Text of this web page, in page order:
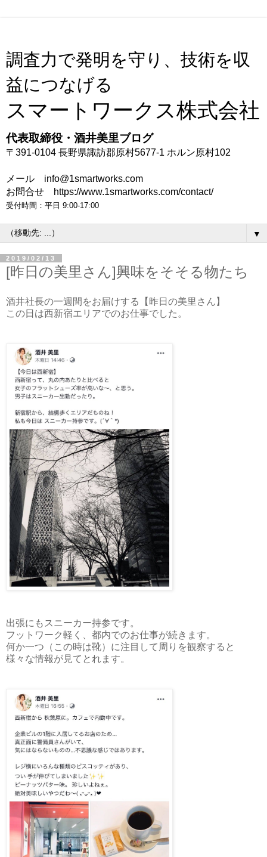
調査力で発明を守り、技術を収
益につなげる
スマートワークス株式会社
代表取締役・酒井美里ブログ
〒391-0104 長野県諏訪郡原村5677-1 ホルン原村102
メール info@1smartworks.com
お問合せ https://www.1smartworks.com/contact/
受付時間：平日 9:00-17:00
▼
2019/02/13
[昨日の美里さん]興味をそそる物たち
酒井社長の一週間をお届けする【昨日の美里さん】
この日は西新宿エリアでのお仕事でした。
出張にもスニーカー持参です。
フットワーク軽く、都内でのお仕事が続きます。
何か一つ（この時は靴）に注目して周りを観察すると
様々な情報が見てとれます。